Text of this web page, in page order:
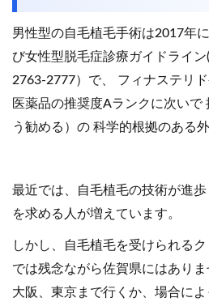
男性型の自毛植毛手術は2017年
び女性型脱毛症診療ガイドライン
2763-2777）で、 フィナステリ
医薬品の推奨度Aランクに次いで
う勧める）の 科学的根拠のある
最近では、自毛植毛の技術が進
を求める人が増えています。
しかし、自毛植毛を受けられる
では残念ながら佐賀県にはあり
大阪、東京まで行くか、場合に